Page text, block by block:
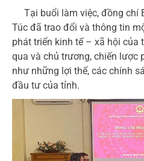
Tại buổi làm việc, đồng chí
Túc đã trao đổi và thông tin
phát triển kinh tế – xã hội của
qua và chủ trương, chiến lược
như những lợi thế, các chính
đầu tư của tỉnh.